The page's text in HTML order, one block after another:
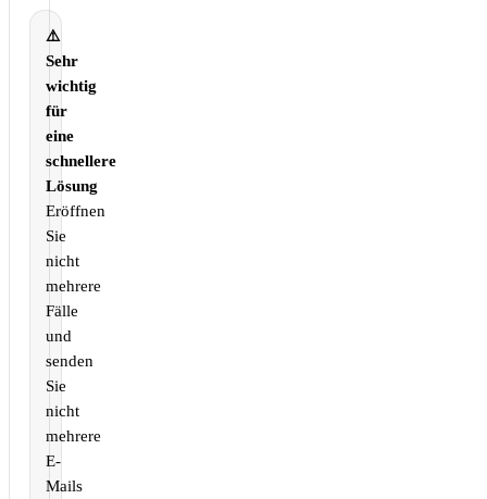
⚠️
Sehr
wichtig
für
eine
schnellere
Lösung
Eröffnen
Sie
nicht
mehrere
Fälle
und
senden
Sie
nicht
mehrere
E-
Mails